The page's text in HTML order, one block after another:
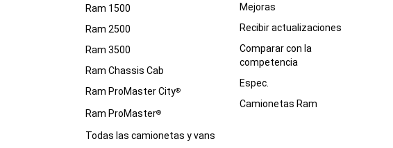
Ram 1500
Ram 2500
Ram 3500
Ram Chassis Cab
Ram ProMaster City®
Ram ProMaster®
Todas las camionetas y vans
Mejoras
Recibir actualizaciones
Comparar con la
competencia
Espec.
Camionetas Ram